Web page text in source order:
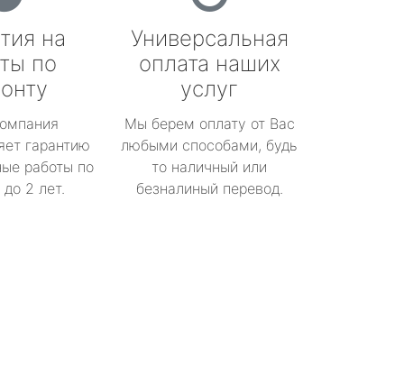
на
по
гарантию
работы по
2 лет.
Универсальная
оплата наших
услуг
Мы берем оплату от Вас
любыми способами, будь
то наличный или
безналиный перевод.